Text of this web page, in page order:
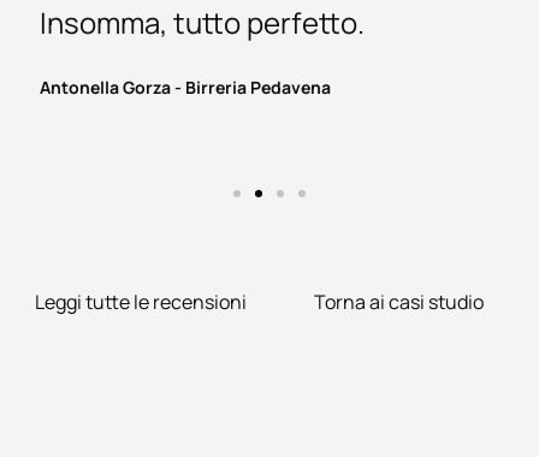
Insomma, tutto perfetto.
Antonella Gorza - Birreria Pedavena
Leggi tutte le recensioni Torna ai casi studio